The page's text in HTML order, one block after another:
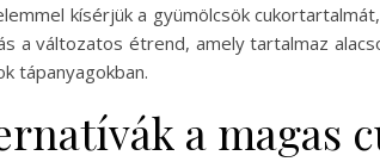
kísérjük a gyümölcsök
a változatos étrend, amely tartalmaz
tápanyagokban.
a magas